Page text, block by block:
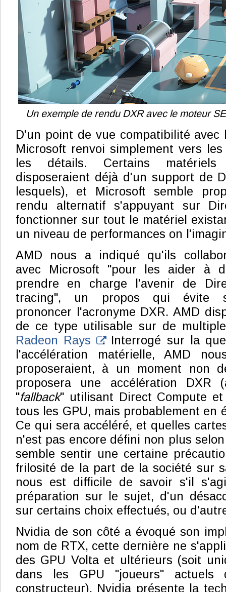
Un exemple de rendu DXR avec le moteur
D'un point de vue compatibilité avec
Microsoft renvoi simplement vers
les détails. Certains
disposeraient déjà d'un support de
lesquels), et Microsoft semble
rendu alternatif s'appuyant sur
fonctionner sur tout le matériel
un niveau de performances on
AMD nous a indiqué qu'ils
avec Microsoft "pour les aider à
prendre en charge l'avenir de
tracing", un propos qui évite
prononcer l'acronyme DXR. AMD
de ce type utilisable sur de
Radeon Rays . Interrogé sur la
l'accélération matérielle, AMD
proposeraient, à un moment non
proposera une accélération DXR
"fallback" utilisant Direct Compute
tous les GPU, mais probablement en
Ce qui sera accéléré, et quelles
n'est pas encore défini non plus
semble sentir une certaine
frilosité de la part de la société sur
nous est difficile de savoir s'il
préparation sur le sujet, d'un
sur certains choix effectués, ou
Nvidia de son côté a évoqué son
nom de RTX, cette dernière ne
des GPU Volta et ultérieurs (soit
dans les GPU "joueurs"
constructeur). Nvidia présente la